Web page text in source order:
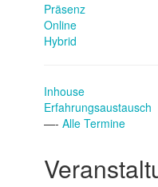
Präsenz
Online
Hybrid
Inhouse
Erfahrungsaustausch
—- Alle Termine